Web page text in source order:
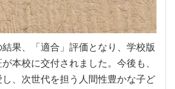
果、「適合」評価となり、学校版
本校に交付されました。今後も、
、次世代を担う人間性豊かな子ど